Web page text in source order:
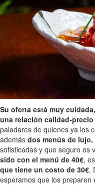
Su oferta está muy
una relación calidad-
paladares de quienes ya los
además dos menús de
sofisticadas y que seguro os
sido con el menú de 40€,
que tiene un costo de 30€.
esperamos que los preparen